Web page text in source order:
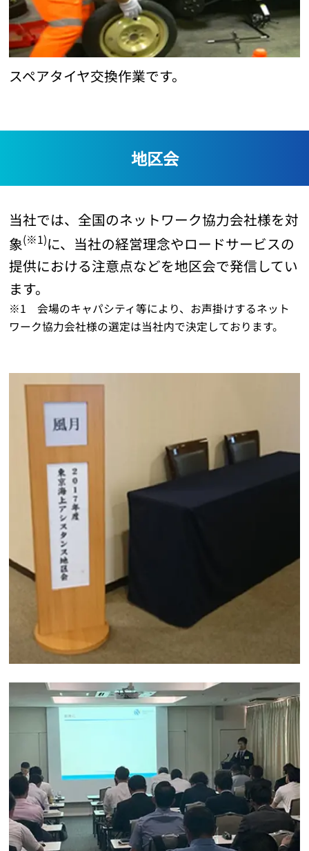
スペアタイヤ交換作業です。
地区会
当社では、全国のネットワーク協力会社様を対
象(※1)に、当社の経営理念やロードサービスの
提供における注意点などを地区会で発信してい
ます。
※1 会場のキャパシティ等により、お声掛けするネット
ワーク協力会社様の選定は当社内で決定しております。